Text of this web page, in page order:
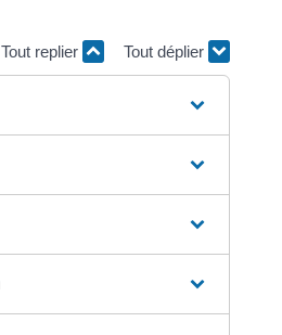
Tout replier Tout déplier